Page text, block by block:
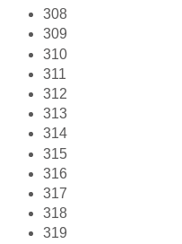
308
309
310
311
312
313
314
315
316
317
318
319